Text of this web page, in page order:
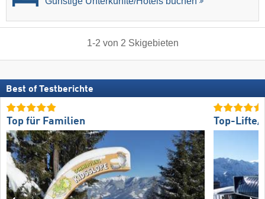
1-2 von 2 Skigebieten
Best of Testberichte
Top für Familien Top-Lifte/